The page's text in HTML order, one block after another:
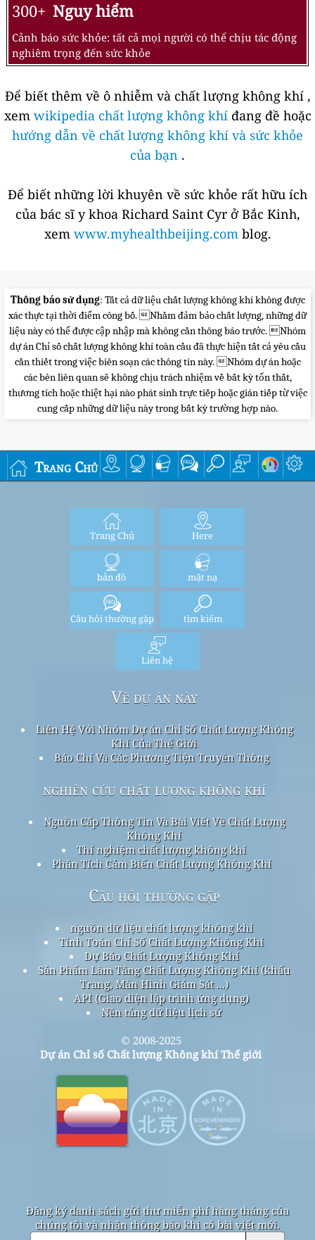
300+ Nguy hiểm
Cảnh báo sức khỏe: tất cả mọi người có thể chịu tác động
nghiêm trọng đến sức khỏe
Để biết thêm về ô nhiễm và chất lượng không khí ,
xem wikipedia chất lượng không khíđang đề hoặc
hướng dẫn về chất lượng không khí và sức khỏe
của bạn .
Để biết những lời khuyên về sức khỏe rất hữu ích
của bác sĩ y khoa Richard Saint Cyr ở Bắc Kinh,
xem www.myhealthbeijing.com blog.
Thông báo sử dụng: Tất cả dữ liệu chất lượng không khí không được
xác thực tại thời điểm công bố. Nhằm đảm bảo chất lượng, những dữ
liệu này có thể được cập nhập mà không cần thông báo trước. Nhóm
dự án Chỉ số chất lượng không khí toàn cầu đã thực hiện tất cả yêu cầu
cần thiết trong việc biên soạn các thông tin này. Nhóm dự án hoặc
các bên liên quan sẽ không chịu trách nhiệm về bất kỳ tổn thất,
thương tích hoặc thiệt hại nào phát sinh trực tiếp hoặc gián tiếp từ việc
cung cấp những dữ liệu này trong bất kỳ trường hợp nào.
Trang Chủ
Trang Chủ Here
bản đồ mặt nạ
Câu hỏi thường gặp tìm kiếm
Liên hệ
Về dự án này
Liên Hệ Với Nhóm Dự án Chỉ Số Chất Lượng Không
Khí Của Thế Giới
Báo Chí Và Các Phương Tiện Truyền Thông
nghiên cứu chất lượng không khí
Nguồn Cấp Thông Tin Và Bài Viết Về Chất Lượng
Không Khí
Thí nghiệm chất lượng không khí
Phân Tích Cảm Biến Chất Lượng Không Khí
Câu hỏi thường gặp
nguồn dữ liệu chất lượng không khí
Tính Toán Chỉ Số Chất Lượng Không Khí
Dự Báo Chất Lượng Không Khí
Sản Phẩm Làm Tăng Chất Lượng Không Khí (khẩu
Trang, Màn Hình Giám Sát ...)
API (Giao diện lập trình ứng dụng)
Nền tảng dữ liệu lịch sử
© 2008-2025
Dự án Chỉ số Chất lượng Không khí Thế giới
Đăng ký danh sách gửi thư miễn phí hàng tháng của
chúng tôi và nhận thông báo khi có bài viết mới.